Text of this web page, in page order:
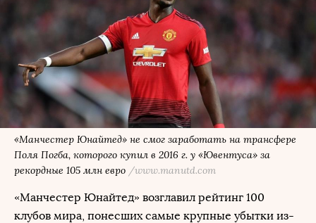
«Манчестер Юнайтед» не смог заработать на трансфере
Поля Погба, которого купил в 2016 г. у «Ювентуса» за
рекордные 105 млн евро /www.manutd.com
«Манчестер Юнайтед» возглавил рейтинг 100
клубов мира, понесших самые крупные убытки из-